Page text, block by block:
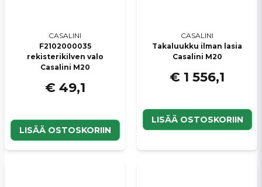
CASALINI
F2102000035
rekisterikilven valo
Casalini M20
€ 49,1
LISÄÄ OSTOSKORIIN
CASALINI
Takaluukku ilman lasia
Casalini M20
€ 1 556,1
LISÄÄ OSTOSKORIIN